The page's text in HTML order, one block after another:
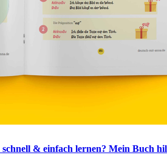
& einfach lernen? Mein Buch